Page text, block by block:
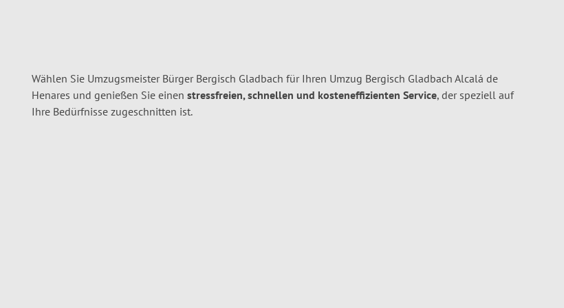
Wählen Sie Umzugsmeister Bürger Bergisch Gladbach für Ihren Umzug Bergisch Gladbach Alcalá de
Henares und genießen Sie einen stressfreien, schnellen und kosteneffizienten Service, der speziell auf
Ihre Bedürfnisse zugeschnitten ist.